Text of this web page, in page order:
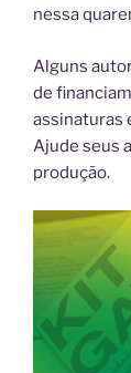
nessa
Alguns
de
assinaturas
Ajude seus
produção.